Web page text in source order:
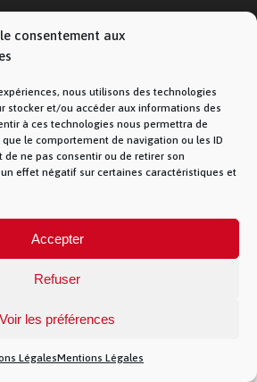
consentement aux
nous utilisons des technologies
stocker et/ou accéder aux informations des
à ces technologies nous permettra de
le comportement de navigation ou les ID
de ne pas consentir ou de retirer son
effet négatif sur certaines caractéristiques et
Accepter
Refuser
Voir les préférences
LégalesMentions Légales
–
La Fibre Lyonnaise est une
Muona SAS